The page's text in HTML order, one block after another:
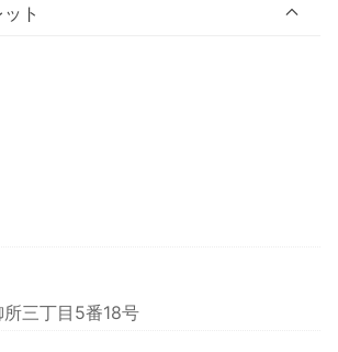
ト
三丁目5番18号